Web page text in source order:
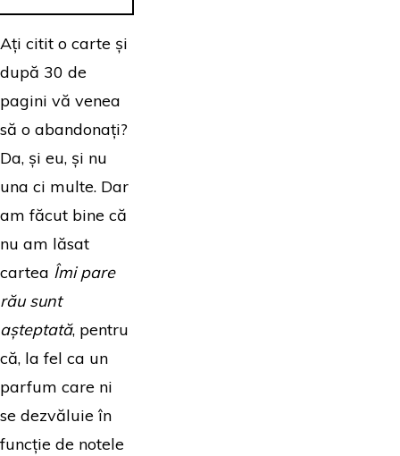
Ați citit o carte și
după 30 de
pagini vă venea
să o abandonați?
Da, și eu, și nu
una ci multe. Dar
am făcut bine că
nu am lăsat
cartea Îmi pare
rău sunt
așteptată, pentru
că, la fel ca un
parfum care ni
se dezvăluie în
funcție de notele